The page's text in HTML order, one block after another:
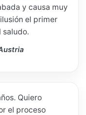
y causa muy
el primer
saludo.
Quiero
el proceso